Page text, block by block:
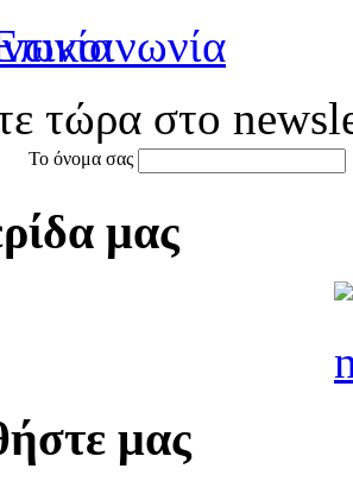
τώρα στο
Το όνομα σας
μας
μας